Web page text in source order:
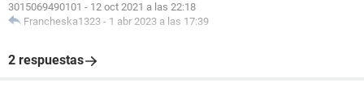
3015069490101 - 12 oct 2021 a las 22:18
Francheska1323 - 1 abr 2023 a las 17:39
2 respuestas